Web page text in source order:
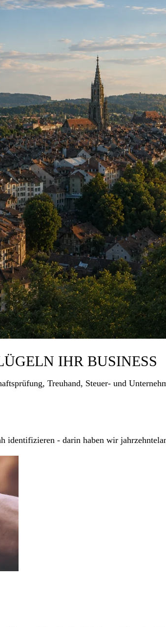
IHR BUSINESS
Treuhand, Steuer- und
identifizieren - darin haben wir